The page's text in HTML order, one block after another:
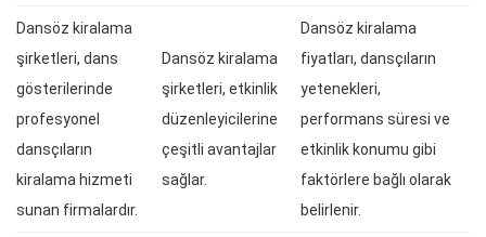
Dansöz kiralama
şirketleri, dans
gösterilerinde
profesyonel
dansçıların
kiralama hizmeti
sunan firmalardır.
Dansöz kiralama
şirketleri, etkinlik
düzenleyicilerine
çeşitli avantajlar
sağlar.
Dansöz kiralama
fiyatları, dansçıların
yetenekleri,
performans süresi ve
etkinlik konumu gibi
faktörlere bağlı olarak
belirlenir.